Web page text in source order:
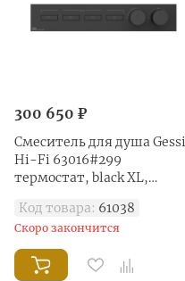
300 650 ₽
Смеситель для душа Gessi
Hi-Fi 63016#299
термостат, black XL,
Код товара: 61038
Скоро закончится